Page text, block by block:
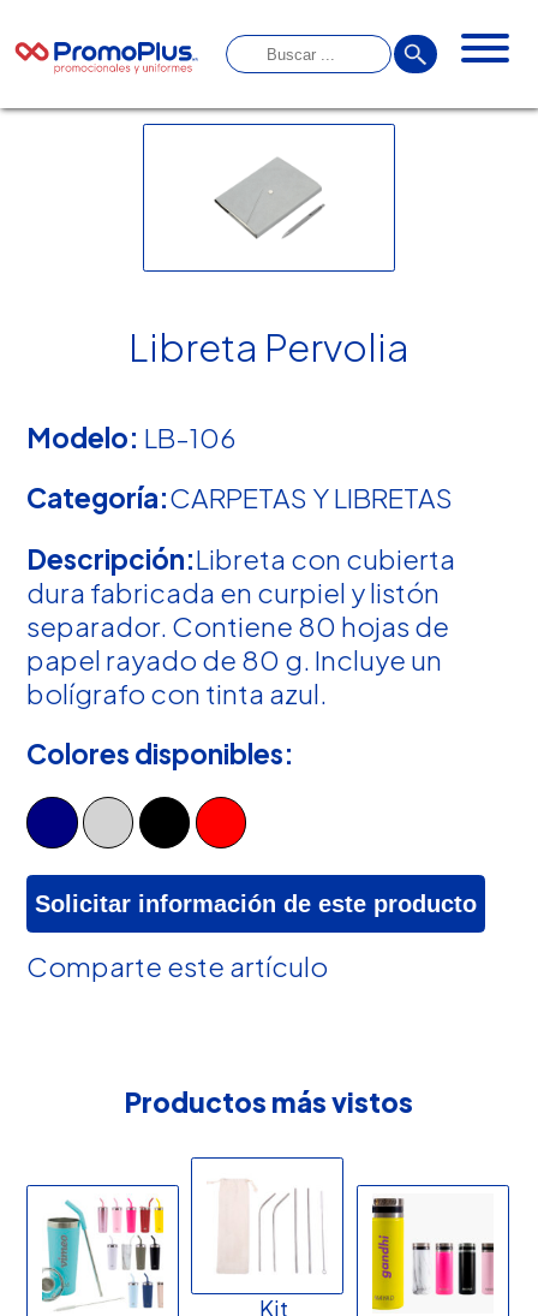
Libreta Pervolia
Modelo: LB-106
Categoría:CARPETAS Y LIBRETAS
Descripción:Libreta con cubierta
dura fabricada en curpiel y listón
separador. Contiene 80 hojas de
papel rayado de 80 g. Incluye un
bolígrafo con tinta azul.
Colores disponibles:
Solicitar información de este producto
Comparte este artículo
Productos más vistos
Kit